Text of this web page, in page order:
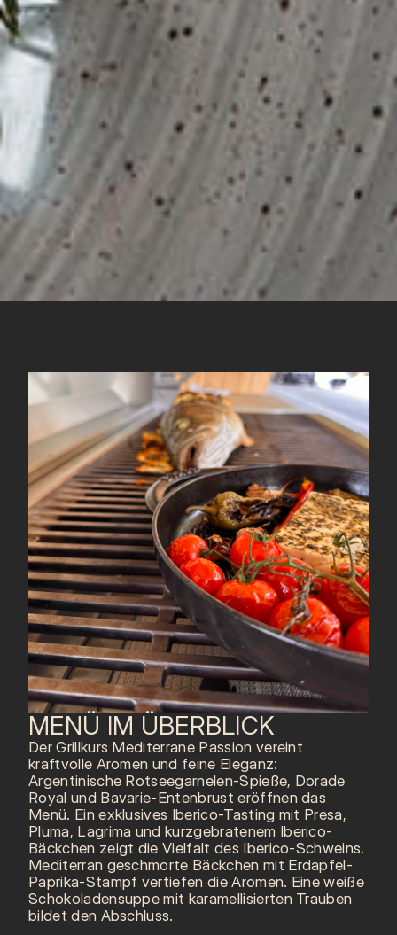
MENÜ IM ÜBERBLICK
Der Grillkurs Mediterrane Passion vereint
kraftvolle Aromen und feine Eleganz:
Argentinische Rotseegarnelen-Spieße, Dorade
Royal und Bavarie-Entenbrust eröffnen das
Menü. Ein exklusives Iberico-Tasting mit Presa,
Pluma, Lagrima und kurzgebratenem Iberico-
Bäckchen zeigt die Vielfalt des Iberico-Schweins.
Mediterran geschmorte Bäckchen mit Erdapfel-
Paprika-Stampf vertiefen die Aromen. Eine weiße
Schokoladensuppe mit karamellisierten Trauben
bildet den Abschluss.